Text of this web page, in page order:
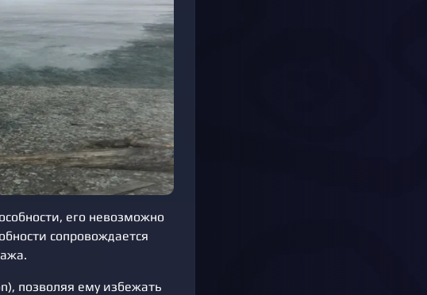
его невозможно
сопровождается
позволяя ему избежать